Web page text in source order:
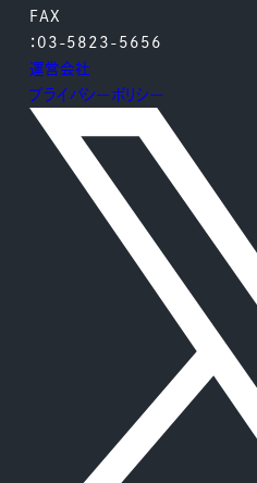
FAX
：03-5823-5656
運営会社
プライバシーポリシー